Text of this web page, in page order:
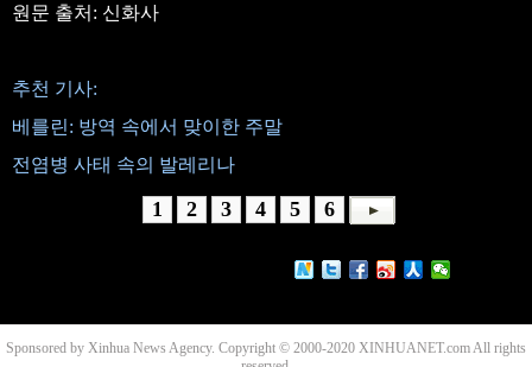
원문 출처: 신화사
추천 기사:
베를린: 방역 속에서 맞이한 주말
전염병 사태 속의 발레리나
1 2 3 4 5 6